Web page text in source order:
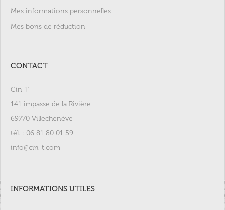
Mes informations personnelles
Mes bons de réduction
CONTACT
Cin-T
141 impasse de la Rivière
69770 Villechenève
tél. : 06 81 80 01 59
info@cin-t.com
INFORMATIONS UTILES